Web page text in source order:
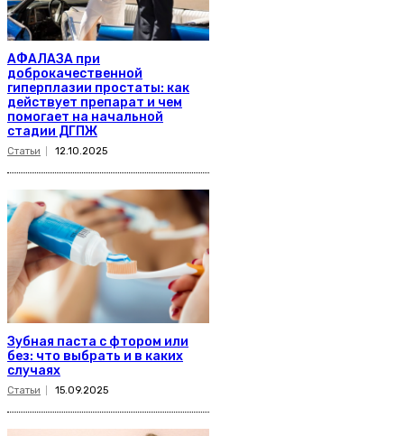
АФАЛАЗА при
доброкачественной
гиперплазии простаты: как
действует препарат и чем
помогает на начальной
стадии ДГПЖ
Статьи 12.10.2025
Зубная паста с фтором или
без: что выбрать и в каких
случаях
Статьи 15.09.2025